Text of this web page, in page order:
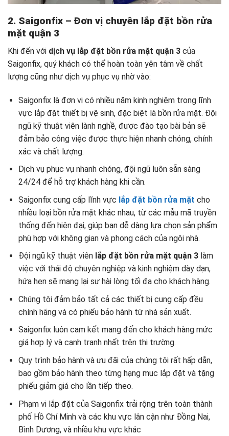
2. Saigonfix – Đơn vị chuyên lắp đặt bồn rửa
mặt quận 3
Khi đến với dịch vụ lắp đặt bồn rửa mặt quận 3 của
Saigonfix, quý khách có thể hoàn toàn yên tâm về chất
lượng cũng như dịch vụ phục vụ nhờ vào:
Saigonfix là đơn vị có nhiều năm kinh nghiệm trong lĩnh
vực lắp đặt thiết bị vệ sinh, đặc biệt là bồn rửa mặt. Đội
ngũ kỹ thuật viên lành nghề, được đào tạo bài bản sẽ
đảm bảo công việc được thực hiện nhanh chóng, chính
xác và chất lượng.
Dịch vụ phục vụ nhanh chóng, đội ngũ luôn sẵn sàng
24/24 để hỗ trợ khách hàng khi cần.
Saigonfix cung cấp lĩnh vực lắp đặt bồn rửa mặt cho
nhiều loại bồn rửa mặt khác nhau, từ các mẫu mã truyền
thống đến hiện đại, giúp bạn dễ dàng lựa chọn sản phẩm
phù hợp với không gian và phong cách của ngôi nhà.
Đội ngũ kỹ thuật viên lắp đặt bồn rửa mặt quận 3làm
việc với thái độ chuyên nghiệp và kinh nghiệm dày dạn,
hứa hẹn sẽ mang lại sự hài lòng tối đa cho khách hàng.
Chúng tôi đảm bảo tất cả các thiết bị cung cấp đều
chính hãng và có phiếu bảo hành từ nhà sản xuất.
Saigonfix luôn cam kết mang đến cho khách hàng mức
giá hợp lý và cạnh tranh nhất trên thị trường.
Quy trình bảo hành và ưu đãi của chúng tôi rất hấp dẫn,
bao gồm bảo hành theo từng hạng mục lắp đặt và tặng
phiếu giảm giá cho lần tiếp theo.
Phạm vi lắp đặt của Saigonfix trải rộng trên toàn thành
phố Hồ Chí Minh và các khu vực lân cận như Đồng Nai,
Bình Dương, và nhiều khu vực khác